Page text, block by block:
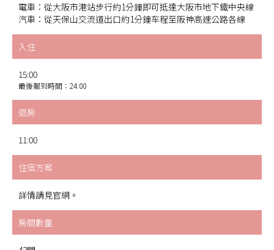
電車：從大阪市港站步行約1分鐘即可抵達大阪市地下鐵中央線
汽車：從天保山交流道出口約1分鐘车程至阪神高速公路各線
入住
15:00
最後報到時間：24:00
退房
11:00
住宿方案
詳情請見官網。
房間數量